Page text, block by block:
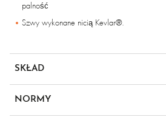
palność
Szwy wykonane nicią Kevlar®.
SKŁAD
temperatury, z plecami wykonanymi w 100%
środkiem zmniejszającym palność
NORMY